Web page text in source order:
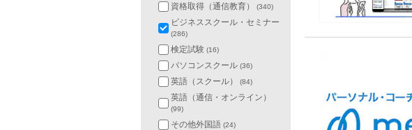
資格取得（通信教育） (340)
ビジネススクール・セミナー
(286)
検定試験 (16)
パソコンスクール (36)
英語（スクール） (84)
英語（通信・オンライン）
(99)
その他外国語 (24)